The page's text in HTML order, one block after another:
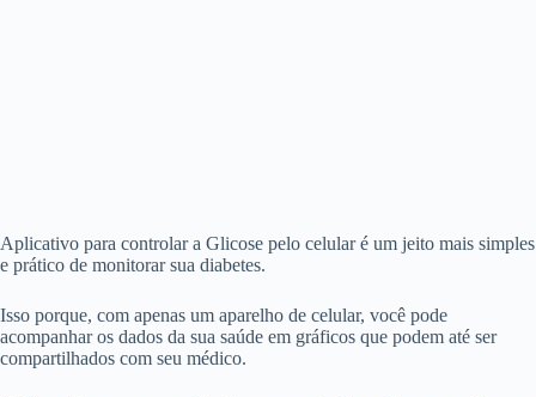
Aplicativo para controlar a Glicose pelo celular é um jeito mais simples
e prático de monitorar sua diabetes.
Isso porque, com apenas um aparelho de celular, você pode
acompanhar os dados da sua saúde em gráficos que podem até ser
compartilhados com seu médico.